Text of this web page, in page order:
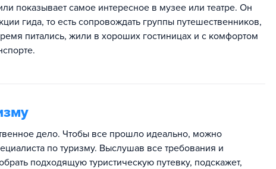
показывает самое интересное в музее или театре. Он
гида, то есть сопровождать группы путешественников,
питались, жили в хороших гостиницах и с комфортом
дело. Чтобы все прошло идеально, можно
по туризму. Выслушав все требования и
подходящую туристическую путевку, подскажет,